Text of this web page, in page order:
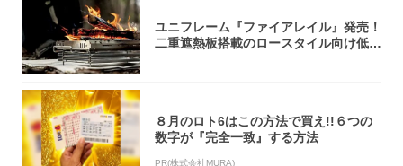
ユニフレーム『ファイアレイル』発売！
二重遮熱板搭載のロースタイル向け低型
８月のロト6はこの方法で買え!!６つの
数字が『完全一致』する方法
PR(株式会社MURA)